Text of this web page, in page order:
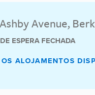
Ashby Avenue,
ESPERA FECHADA
ALOJAMENTOS